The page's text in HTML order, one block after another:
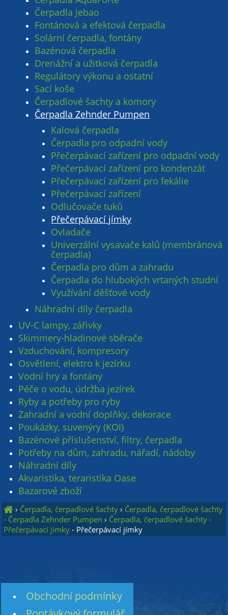
Čerpadla Jebao
Fontánová a efektová čerpadla
Solární čerpadla, fontány
Bazénová čerpadla
Drenážní a užitková čerpadla
Regulátory výkonu a ostatní
Sací koše
Čerpadlové šachty a komory
Čerpadla Zehnder Pumpen
Kalová čerpadla
Čerpadla pro odpadní vody
Přečerpávací zařízení pro odpadní vody
Přečerpávací zařízení pro kondenzát
Přečerpávací zařízení pro fekálie
Přečerpávací zařízení
Odlučovače tuků
Přečerpávací jímky
Ovladače
Univerzální vysavače kalů (membránová
čerpadla)
Čerpadla pro dům a zahradu
Čerpadla do hlubokých vrtaných studní
Využívání děšťové vody
Náhradní díly čerpadla
UV-C lampy, zářivky
Skimmery-hladinové sběrače
Vzduchování, kompresory
Osvětlení, elektro k jezírku
Vodní hry a fontány
Péče o vodu, údržba jezírek
Ryby a potřeby pro ryby
Zahradní a vodní doplňky, dekorace
Poukázky, suvenýry (KOI)
Bazénové příslušenství, filtry, čerpadla
Potřeby na dům, zahradu, nářadí, nádoby
Náhradní díly
Akvaristika, teraristika Oase
Bazarové zboží
› Čerpadla, čerpadlové šachty › Čerpadla, čerpadlové šachty
- Čerpadla Zehnder Pumpen › Čerpadla, čerpadlové šachty -
Přečerpávací jímky - Přečerpávací jímky
Obchodní podmínky